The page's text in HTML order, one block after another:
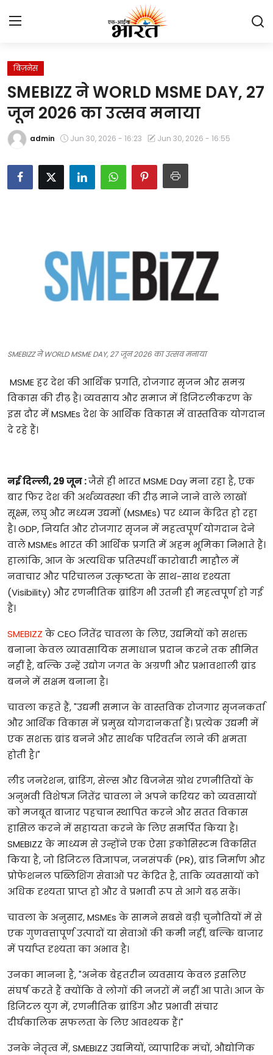
Home
प्रेस रिलीज़
देश
राजस्थान
मनोरंजन
टेक्नोलॉजी
फैशन
संपादकीय
बिज़नेस
बिज़नेस
SMEBIZZ ने WORLD MSME DAY, 27
जून 2026 का उत्सव मनाया
admin Jun 30, 2026 - 16:23 Jun 30, 2026 - 16:55
SMEBIZZ ने WORLD MSME DAY, 27 जून 2026 का उत्सव मनाया
MSMEहरदेशकीआर्थिकप्रगति,रोजगारसृजनऔरसमग्र
विकासकीरीढ़है।व्यवसायऔरसमाजमेंडिजिटलीकरणके
इसदौरमेंMSMEs देशकेआर्थिकविकासमेंवास्तविकयोगदान
देरहेहैं।
नईदिल्ली, 29जून:जैसेहीभारतMSME Dayमनारहाहै,एक
बारफिरदेशकी अर्थव्यवस्थाकीरीढ़मानेजानेवालेलाखों
सूक्ष्म,लघुऔरमध्यमउद्यमों (MSMEs) पर ध्यानकेंद्रितहोरहा
है।GDP,निर्यातऔररोजगारसृजनमेंमहत्वपूर्णयोगदानदेने
वालेMSMEs भारतकीआर्थिकप्रगतिमें अहमभूमिकानिभातेहैं।
हालांकि,आजके अत्यधिकप्रतिस्पर्धीकारोबारीमाहौलमें
नवाचारऔरपरिचालनउत्कृष्टताकेसाथ-साथदृश्यता
(Visibility) औररणनीतिकब्रांडिंगभीउतनीहीमहत्वपूर्णहोगई
है।
SMEBIZZ केCEO जितेंद्रचावलाकेलिए,उद्यमियोंकोसशक्त
बनानाकेवलव्यावसायिकसमाधानप्रदानकरनेतकसीमित
नहींहै,बल्किउन्हेंउद्योगजगतके अग्रणीऔरप्रभावशालीब्रांड
बननेमेंसक्षमबनानाहै।
चावलाकहतेहैं, "उद्यमीसमाजकेवास्तविकरोजगारसृजनकर्ता
औरआर्थिकविकासमेंप्रमुखयोगदानकर्ताहैं।प्रत्येकउद्यमीमें
एकसशक्तब्रांडबननेऔरसार्थकपरिवर्तनलानेकी क्षमता
होतीहै।"
लीडजनरेशन,ब्रांडिंग,सेल्सऔरबिजनेसग्रोथरणनीतियोंके
अनुभवीविशेषज्ञजितेंद्रचावलाने अपनेकरियरकोव्यवसायों
कोमजबूतबाजारपहचानस्थापितकरनेऔरसततविकास
हासिलकरनेमेंसहायताकरनेकेलिएसमर्पितकियाहै।
SMEBIZZ केमाध्यमसेउन्होंनेएकऐसाइकोसिस्टमविकसित
कियाहै,जोडिजिटलविज्ञापन,जनसंपर्क (PR),ब्रांडनिर्माणऔर
प्रोफेशनलपब्लिशिंगसेवाओंपरकेंद्रितहै,ताकिव्यवसायोंको
अधिकदृश्यताप्राप्तहोऔरवेप्रभावीरूपसेआगेबढ़सकें।
चावलाके अनुसार, MSMEs केसामनेसबसेबड़ीचुनौतियोंमेंसे
एकगुणवत्तापूर्णउत्पादोंयासेवाओंकीकमीनहीं,बल्किबाजार
मेंपर्याप्तदृश्यताका अभावहै।
उनकामाननाहै, "अनेकबेहतरीनव्यवसायकेवलइसलिए
संघर्षकरतेहैंक्योंकिवेलोगोंकीनजरोंमेंनहींआपाते।आजके
डिजिटलयुगमें,रणनीतिकब्रांडिंगऔरप्रभावीसंचार
दीर्घकालिकसफलताकेलिएआवश्यकहैं।"
उनकेनेतृत्वमें, SMEBIZZ उद्यमियों,व्यापारिकमंचों,औद्योगिक